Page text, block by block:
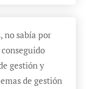
no sabía por
gestión y
de gestión